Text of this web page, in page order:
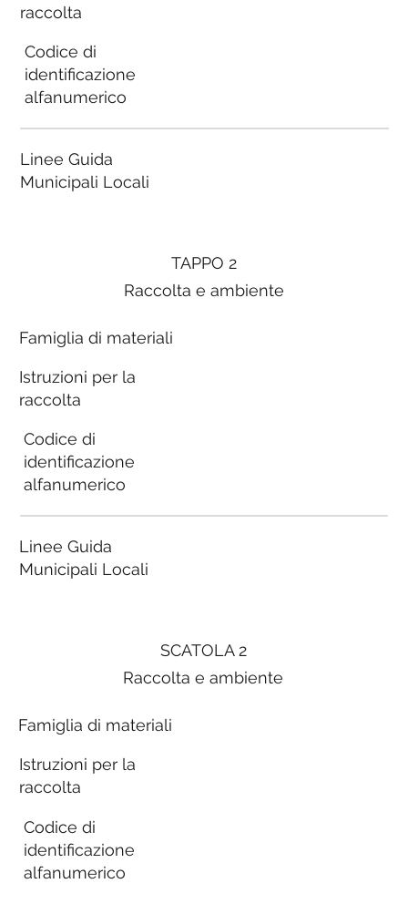
raccolta
Codice di
identificazione
alfanumerico
Linee Guida
Municipali Locali
SCATOLA 2
Raccolta e ambiente
Famiglia di materiali
Istruzioni per la
raccolta
Codice di
identificazione
alfanumerico
TAPPO 2
Raccolta e ambiente
Famiglia di materiali
Istruzioni per la
raccolta
Codice di
identificazione
alfanumerico
Linee Guida
Municipali Locali